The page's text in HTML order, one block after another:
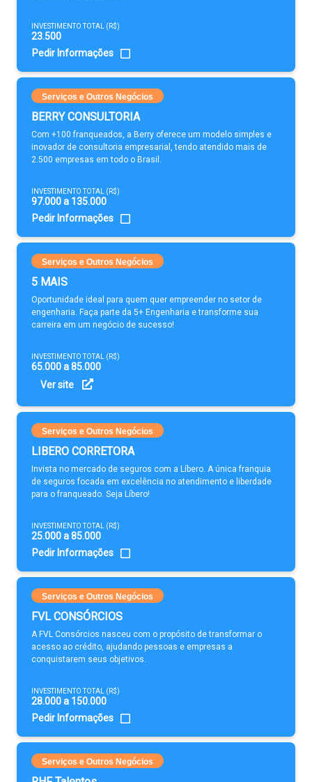
INVESTIMENTO TOTAL (R$)
23.500
Pedir Informações
Serviços e Outros Negócios
BERRY CONSULTORIA
Com +100 franqueados, a Berry oferece um modelo simples e
inovador de consultoria empresarial, tendo atendido mais de
2.500 empresas em todo o Brasil.
INVESTIMENTO TOTAL (R$)
97.000 a 135.000
Pedir Informações
Serviços e Outros Negócios
5 MAIS
Oportunidade ideal para quem quer empreender no setor de
engenharia. Faça parte da 5+ Engenharia e transforme sua
carreira em um negócio de sucesso!
INVESTIMENTO TOTAL (R$)
65.000 a 85.000
Ver site
Serviços e Outros Negócios
LIBERO CORRETORA
Invista no mercado de seguros com a Líbero. A única franquia
de seguros focada em excelência no atendimento e liberdade
para o franqueado. Seja Líbero!
INVESTIMENTO TOTAL (R$)
25.000 a 85.000
Pedir Informações
Serviços e Outros Negócios
FVL CONSÓRCIOS
A FVL Consórcios nasceu com o propósito de transformar o
acesso ao crédito, ajudando pessoas e empresas a
conquistarem seus objetivos.
INVESTIMENTO TOTAL (R$)
28.000 a 150.000
Pedir Informações
Serviços e Outros Negócios